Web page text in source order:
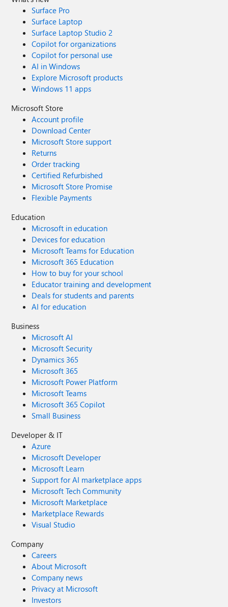
Surface Pro
Surface Laptop
Surface Laptop Studio 2
Copilot for organizations
Copilot for personal use
AI in Windows
Explore Microsoft products
Windows 11 apps
Microsoft Store
Account profile
Download Center
Microsoft Store support
Returns
Order tracking
Certified Refurbished
Microsoft Store Promise
Flexible Payments
Education
Microsoft in education
Devices for education
Microsoft Teams for Education
Microsoft 365 Education
How to buy for your school
Educator training and development
Deals for students and parents
AI for education
Business
Microsoft AI
Microsoft Security
Dynamics 365
Microsoft 365
Microsoft Power Platform
Microsoft Teams
Microsoft 365 Copilot
Small Business
Developer & IT
Azure
Microsoft Developer
Microsoft Learn
Support for AI marketplace apps
Microsoft Tech Community
Microsoft Marketplace
Marketplace Rewards
Visual Studio
Company
Careers
About Microsoft
Company news
Privacy at Microsoft
Investors